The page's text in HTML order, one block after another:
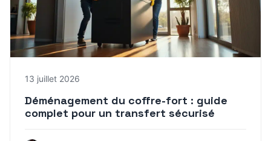
13 juillet 2026
Déménagement du coffre-fort : guide
complet pour un transfert sécurisé